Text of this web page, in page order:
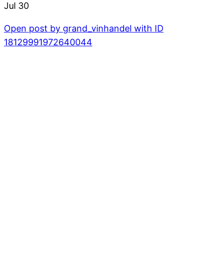
Jul 30
Open post by grand_vinhandel with ID
18129991972640044